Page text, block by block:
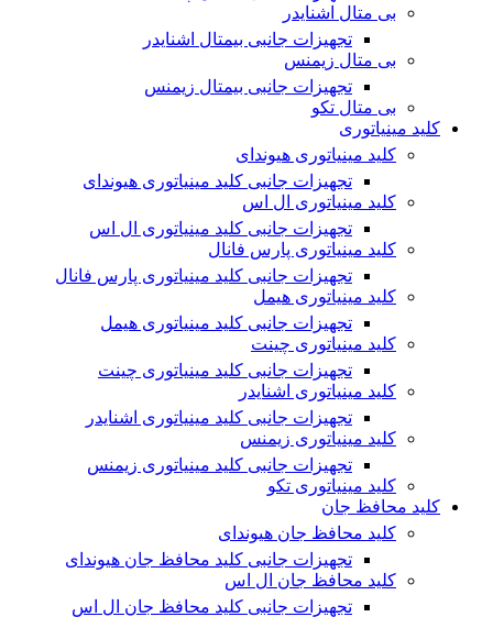
بی متال اشنایدر
تجهیزات جانبی بیمتال اشنایدر
بی متال زیمنس
تجهیزات جانبی بیمتال زیمنس
بی متال تکو
کلید مینیاتوری
کلید مینیاتوری هیوندای
تجهیزات جانبی کلید مینیاتوری هیوندای
کلید مینیاتوری ال اس
تجهیزات جانبی کلید مینیاتوری ال اس
کلید مینیاتوری پارس فانال
تجهیزات جانبی کلید مینیاتوری پارس فانال
کلید مینیاتوری هیمل
تجهیزات جانبی کلید مینیاتوری هیمل
کلید مینیاتوری چینت
تجهیزات جانبی کلید مینیاتوری چینت
کلید مینیاتوری اشنایدر
تجهیزات جانبی کلید مینیاتوری اشنایدر
کلید مینیاتوری زیمنس
تجهیزات جانبی کلید مینیاتوری زیمنس
کلید مینیاتوری تکو
کلید محافظ جان
کلید محافظ جان هیوندای
تجهیزات جانبی کلید محافظ جان هیوندای
کلید محافظ جان ال اس
تجهیزات جانبی کلید محافظ جان ال اس